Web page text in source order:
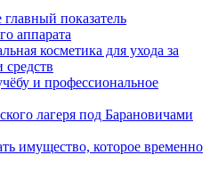
показатель
аппарата
косметика для ухода за
и профессиональное
лагеря под Барановичами
имущество, которое временно